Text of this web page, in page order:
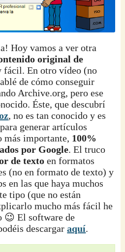
Hoy vamos a ver otra
original de
fácil. En otro vídeo (no
de cómo conseguir
Archive.org, pero ese
Éste, que descubrí
, no es tan conocido y es
generar artículos
más importante, 100%
por Google. El truco
de texto en formatos
(no en formato de texto) y
en las que haya muchos
tipo (que no están
mucho más fácil he
😉 El software de
descargaraquí.